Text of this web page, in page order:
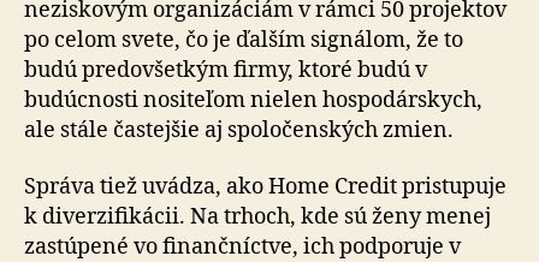
neziskovým organizáciám v rámci 50 projektov
po celom svete, čo je ďalším signálom, že to
budú predovšetkým firmy, ktoré budú v
budúcnosti nositeľom nielen hospodárskych,
ale stále častejšie aj spoločenských zmien.
Správa tiež uvádza, ako Home Credit pristupuje
k diverzifikácii. Na trhoch, kde sú ženy menej
zastúpené vo finančníctve, ich podporuje v